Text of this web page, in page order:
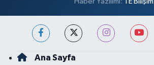
Ana Sayfa